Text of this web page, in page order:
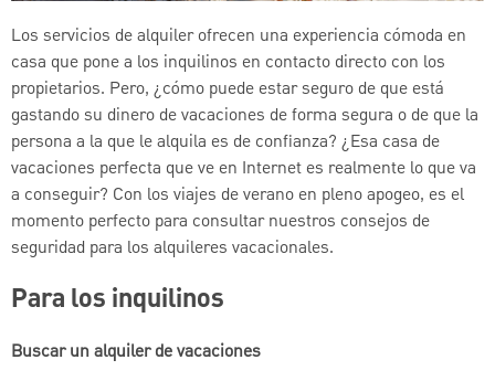
Los servicios de alquiler ofrecen una experiencia cómoda en
casa que pone a los inquilinos en contacto directo con los
propietarios. Pero, ¿cómo puede estar seguro de que está
gastando su dinero de vacaciones de forma segura o de que la
persona a la que le alquila es de confianza? ¿Esa casa de
vacaciones perfecta que ve en Internet es realmente lo que va
a conseguir? Con los viajes de verano en pleno apogeo, es el
momento perfecto para consultar nuestros consejos de
seguridad para los alquileres vacacionales.
Para los inquilinos
Buscar un alquiler de vacaciones